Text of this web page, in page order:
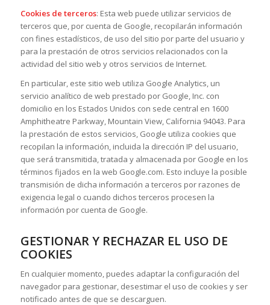
Cookies de terceros: Esta web puede utilizar servicios de
terceros que, por cuenta de Google, recopilarán información
con fines estadísticos, de uso del sitio por parte del usuario y
para la prestación de otros servicios relacionados con la
actividad del sitio web y otros servicios de Internet.
En particular, este sitio web utiliza Google Analytics, un
servicio analítico de web prestado por Google, Inc. con
domicilio en los Estados Unidos con sede central en 1600
Amphitheatre Parkway, Mountain View, California 94043. Para
la prestación de estos servicios, Google utiliza cookies que
recopilan la información, incluida la dirección IP del usuario,
que será transmitida, tratada y almacenada por Google en los
términos fijados en la web Google.com. Esto incluye la posible
transmisión de dicha información a terceros por razones de
exigencia legal o cuando dichos terceros procesen la
información por cuenta de Google.
GESTIONAR Y RECHAZAR EL USO DE
COOKIES
En cualquier momento, puedes adaptar la configuración del
navegador para gestionar, desestimar el uso de cookies y ser
notificado antes de que se descarguen.